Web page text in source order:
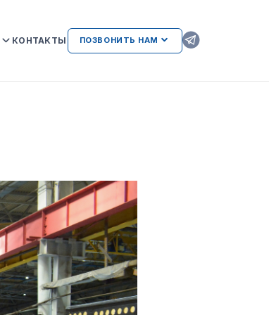
КОНТАКТЫ ПОЗВОНИТЬ НАМ